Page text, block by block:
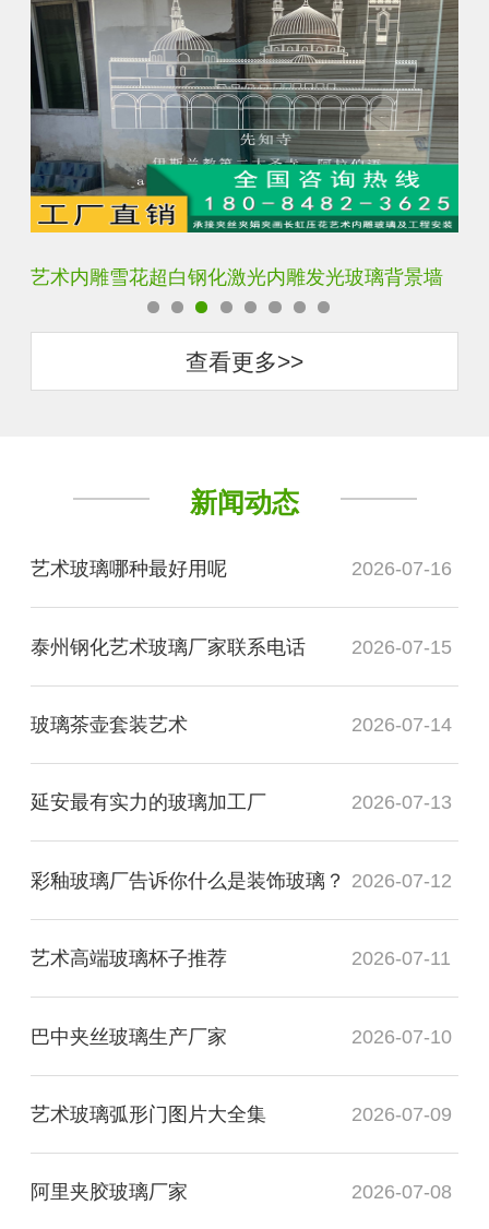
艺术内雕雪花超白钢化激光内雕发光玻璃背景墙
查看更多>>
新闻动态
艺术玻璃哪种最好用呢 2026-07-16
泰州钢化艺术玻璃厂家联系电话 2026-07-15
玻璃茶壶套装艺术 2026-07-14
延安最有实力的玻璃加工厂 2026-07-13
彩釉玻璃厂告诉你什么是装饰玻璃？ 2026-07-12
艺术高端玻璃杯子推荐 2026-07-11
巴中夹丝玻璃生产厂家 2026-07-10
艺术玻璃弧形门图片大全集 2026-07-09
阿里夹胶玻璃厂家 2026-07-08